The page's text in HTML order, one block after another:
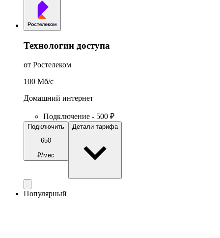
Технологии доступа
от Ростелеком
100 Мб/c
Домашний интернет
Подключение - 500 ₽
Подключить
650
₽/мес
Детали тарифа
Популярный